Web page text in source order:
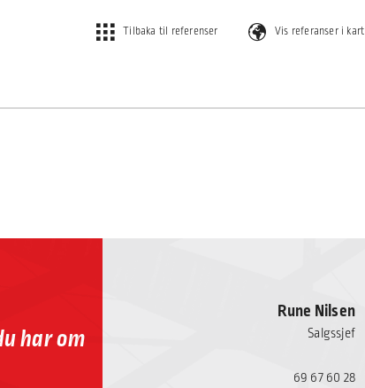
Tilbaka til referenser Vis referanser i kart
Rune Nilsen
Salgssjef
69 67 60 28
har om